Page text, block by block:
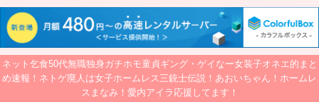
ネット乞食50代無職独身ガチホモ童貞ギング・ゲイなー女装子オネエ的まと
め速報！ネトゲ廃人は女子ホームレス三銃士伝説！あおいちゃん！ホームレ
スまなみ！愛内アイラ応援してます！